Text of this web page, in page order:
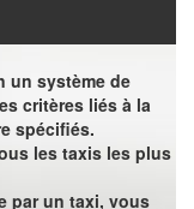
un système de
critères liés à la
spécifiés.
les taxis les plus
par un taxi, vous